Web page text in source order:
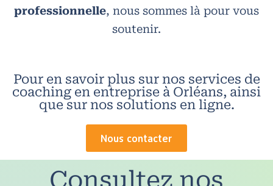
professionnelle, nous sommes là pour vous
soutenir.
Pour en savoir plus sur nos services de
coaching en entreprise à Orléans, ainsi
que sur nos solutions en ligne.
Nous contacter
Consultez nos